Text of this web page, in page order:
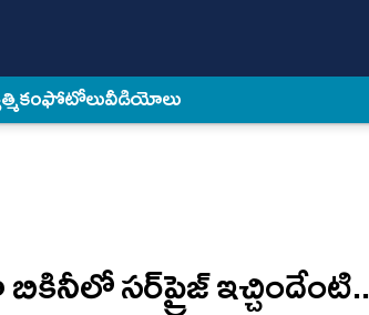
ఫోటోలువీడియోలు
స‌ర్‌ప్రైజ్ ఇచ్చిందేంటి..